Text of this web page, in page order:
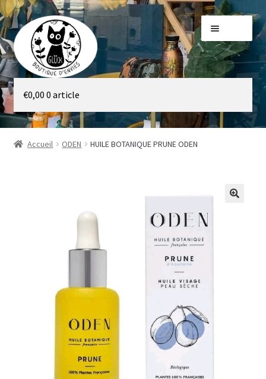
Aller
à
la
navigation
Aller
au
contenu
Galerie
Boutique
€0,00 0 article
Accueil ODEN HUILE BOTANIQUE PRUNE ODEN